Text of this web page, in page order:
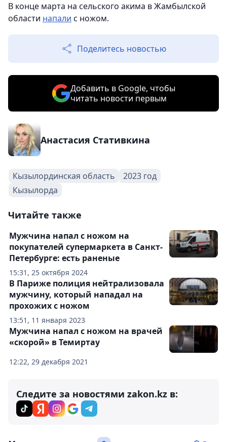
В конце марта на сельского акима в Жамбылской
области напали с ножом.
Поделитесь новостью
Добавить в Google, чтобы
читать новости первым
Анастасия Стативкина
Кызылординская область
2023 год
Кызылорда
Читайте также
15:31, 25 октября 2024
Мужчина напал с ножом на
покупателей супермаркета в Санкт-
Петербурге: есть раненые
13:51, 11 января 2023
В Париже полиция нейтрализовала
мужчину, который нападал на
прохожих с ножом
12:22, 29 декабря 2021
Мужчина напал с ножом на врачей
«скорой» в Темиртау
Следите за новостями zakon.kz в: